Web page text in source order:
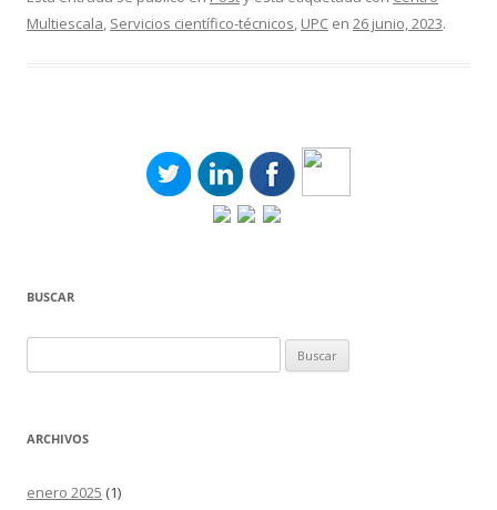
Multiescala, Servicios científico-técnicos, UPC en 26 junio, 2023.
BUSCAR
ARCHIVOS
enero 2025 (1)